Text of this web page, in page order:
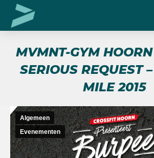
MVMNT-GYM
SERIOUS REQUEST
MILE 2015
Algemeen
Evenementen